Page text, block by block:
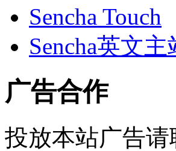
Sencha Touch
Sencha英文主
广告合作
投放本站广告请